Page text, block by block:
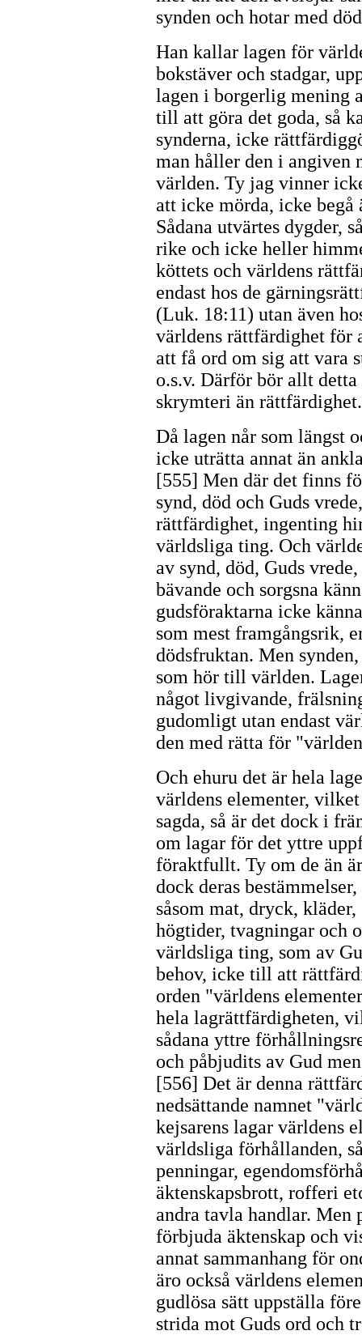
synden och hotar med
Han kallar lagen för
bokstäver och stadgar,
lagen i borgerlig mening
till att göra det goda, så
synderna, icke
man håller den i angiven
världen. Ty jag vinner
att icke mörda, icke begå
Sådana utvärtes dygder,
rike och icke heller
köttets och världens
endast hos de
(Luk. 18:11) utan även
världens rättfärdighet för
att få ord om sig att vara
o.s.v. Därför bör allt
skrymteri än rättfärdighet.
Då lagen når som längst
icke uträtta annat än
[555] Men där det finns
synd, död och Guds
rättfärdighet, ingenting
världsliga ting. Och
av synd, död, Guds
bävande och sorgsna
gudsföraktarna icke
som mest framgångsrik,
dödsfruktan. Men
som hör till världen.
något livgivande,
gudomligt utan endast
den med rätta för
Och ehuru det är hela
världens elementer,
sagda, så är det dock i
om lagar för det yttre
föraktfullt. Ty om de än
dock deras
såsom mat, dryck,
högtider, tvagningar och
världsliga ting, som av
behov, icke till att
orden "världens
hela lagrättfärdigheten,
sådana yttre
och påbjudits av Gud
[556] Det är denna
nedsättande namnet
kejsarens lagar världens
världsliga förhållanden,
penningar,
äktenskapsbrott, rofferi
andra tavla handlar. Men
förbjuda äktenskap och
annat sammanhang för
äro också världens
gudlösa sätt uppställa
strida mot Guds ord och